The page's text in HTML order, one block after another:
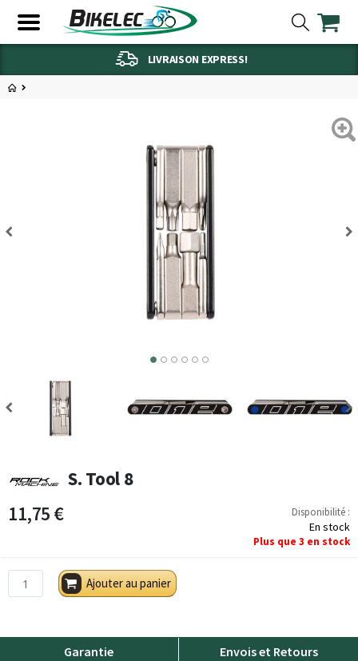
LIVRAISON EXPRESS!
S. Tool 8
11,75 € Disponibilité :
En stock
Plus que 3 en stock
Ajouter au panier
Garantie Envois et Retours